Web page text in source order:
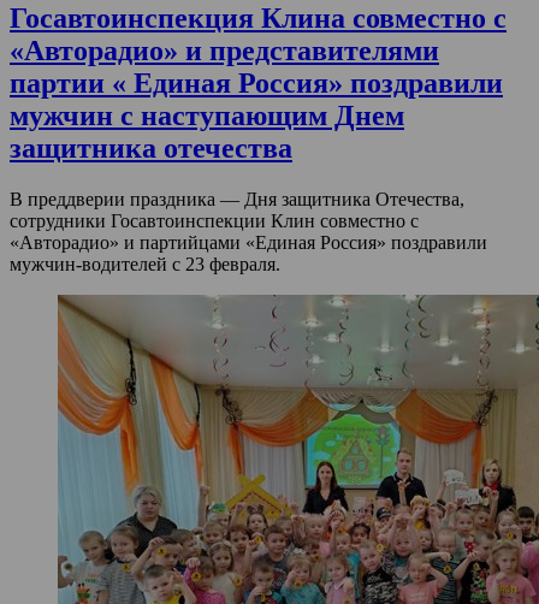
Госавтоинспекция Клина совместно с
«Авторадио» и представителями
партии « Единая Россия» поздравили
мужчин с наступающим Днем
защитника отечества
В преддверии праздника — Дня защитника Отечества,
сотрудники Госавтоинспекции Клин совместно с
«Авторадио» и партийцами «Единая Россия» поздравили
мужчин-водителей с 23 февраля.